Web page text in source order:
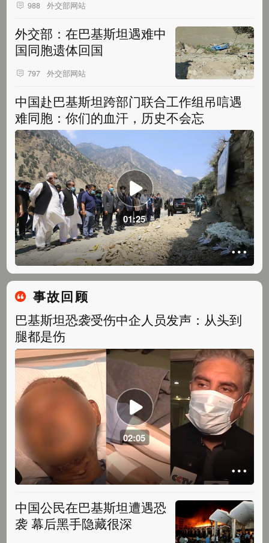
988 外交部网站
外交部：在巴基斯坦遇难中
国同胞遗体回国
797 外交部网站
中国赴巴基斯坦跨部门联合工作组吊唁遇
难同胞：你们的血汗，历史不会忘
01:25
事故回顾
巴基斯坦恐袭受伤中企人员发声：从头到
腿都是伤
02:05
中国公民在巴基斯坦遭遇恐
袭 幕后黑手隐藏很深